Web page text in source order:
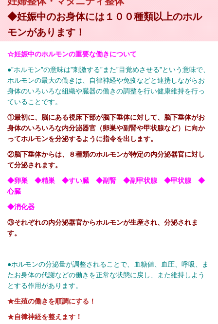
◆妊娠中のお身体には１００種類以上のホル
モンがあります！
☆妊娠中のホルモンの重要な働きについて
●”ホルモン”の意味は”刺激する”また”目覚めさせる”という意味で、
ホルモンの最大の働きは、自律神経や免疫などと連携しながらお
身体のいろいろな組織や臓器の働きの調整を行い健康維持を行っ
ていることです。
①最初に、脳にある視床下部が脳下垂体に対して、脳下垂体がお
身体のいろいろな内分泌器官（卵巣や副腎や甲状腺など）に向か
ってホルモンを分泌するように指令を出します。
②脳下垂体からは、８種類のホルモンが特定の内分泌器官に対し
て分泌されます。
◆卵巣 ◆精巣 ◆すい臓 ◆副腎 ◆副甲状腺 ◆甲状腺 ◆
心臓
◆消化器
③それぞれの内分泌器官からホルモンが生産され、分泌されま
す。
●ホルモンの分泌量が調整されることで、血糖値、血圧、呼吸、ま
たお身体の代謝などの働きを正常な状態に戻し、また維持しよう
とする作用があります。
★生殖の働きを順調にする！
★自律神経を整えます！